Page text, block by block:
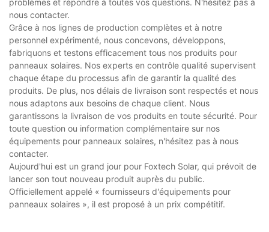
problèmes et répondre à toutes vos questions. N'hésitez pas à
nous contacter.
Grâce à nos lignes de production complètes et à notre
personnel expérimenté, nous concevons, développons,
fabriquons et testons efficacement tous nos produits pour
panneaux solaires. Nos experts en contrôle qualité supervisent
chaque étape du processus afin de garantir la qualité des
produits. De plus, nos délais de livraison sont respectés et nous
nous adaptons aux besoins de chaque client. Nous
garantissons la livraison de vos produits en toute sécurité. Pour
toute question ou information complémentaire sur nos
équipements pour panneaux solaires, n'hésitez pas à nous
contacter.
Aujourd'hui est un grand jour pour Foxtech Solar, qui prévoit de
lancer son tout nouveau produit auprès du public.
Officiellement appelé « fournisseurs d'équipements pour
panneaux solaires », il est proposé à un prix compétitif.